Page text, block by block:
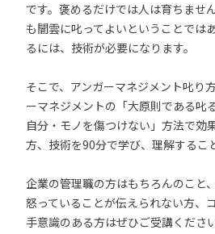
です。褒めるだけでは人は育ちませ
も闇雲に叱ってよいということでは
るには、技術が必要になります。
そこで、アンガーマネジメント叱り
ーマネジメントの「大原則である叱
自分・モノを傷つけない」方法で効
方、技術を90分で学び、理解するこ
企業の管理職の方はもちろんのこと
怒っていることが伝えられない方、
手意識のある方はぜひご受講ください